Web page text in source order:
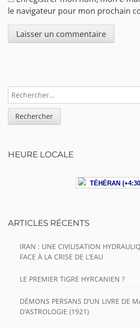
le navigateur pour mon prochain
Sidebar
RECHERCHER :
HEURE LOCALE
TÉHÉRAN
ARTICLES RÉCENTS
IRAN : UNE CIVILISATION
FACE À LA CRISE DE L’EAU
LE PREMIER TIGRE HYRCANIEN ?
DÉMONS PERSANS D’UN LIVRE DE
D’ASTROLOGIE (1921)